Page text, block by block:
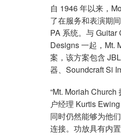
XLS 系列
XTi
XTi 2.5
停产型号
自 1946 年以来，
了在服务和表演期
PA 系统。与
Designs 一起，Mt.
案，该方案包含
器、Soundcraft Si
“Mt. Moriah
户经理 Kurtis
同时仍然能够为他
连接。功放具有内